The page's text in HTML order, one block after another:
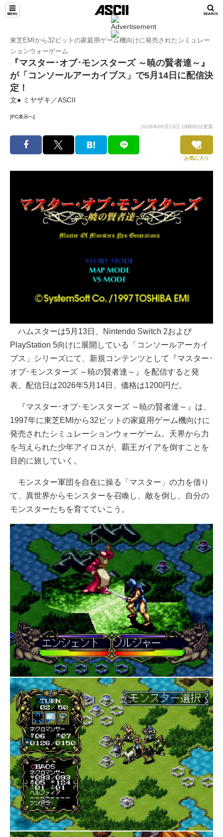
東芝EMIから32ビットの家庭用ゲーム機向けに発売されたシミュレー
ションウォーゲーム
『マスター･オブ･モンスターズ ～暁の賢者達～』
が「コンソールアーカイブス」で5月14日に配信決
定！
文● ミヤザキ／ASCII
[PC表示へ]
2026年05月13日 19時00分更新
お気に入り
ハムスターは5月13日、Nintendo Switch 2および
PlayStation 5向けに展開している「コンソールアーカイ
ブス」シリーズにて、新規コンテンツとして『マスター･
オブ･モンスターズ ～暁の賢者達～』を配信すると発
表。配信日は2026年5月14日、価格は1200円だ。
『マスター･オブ･モンスターズ ～暁の賢者達～』は、
1997年に東芝EMIから32ビットの家庭用ゲーム機向けに
発売されたシミュレーションウォーゲーム。天界から力
を与えられた少年アイロスが、覇王ガイアを倒すことを
目的に旅していく。
モンスター軍団を自在に操る「マスター」の力を借り
て、異世界からモンスターを召喚し、敵を倒し、自分の
モンスターたちを育てていこう。